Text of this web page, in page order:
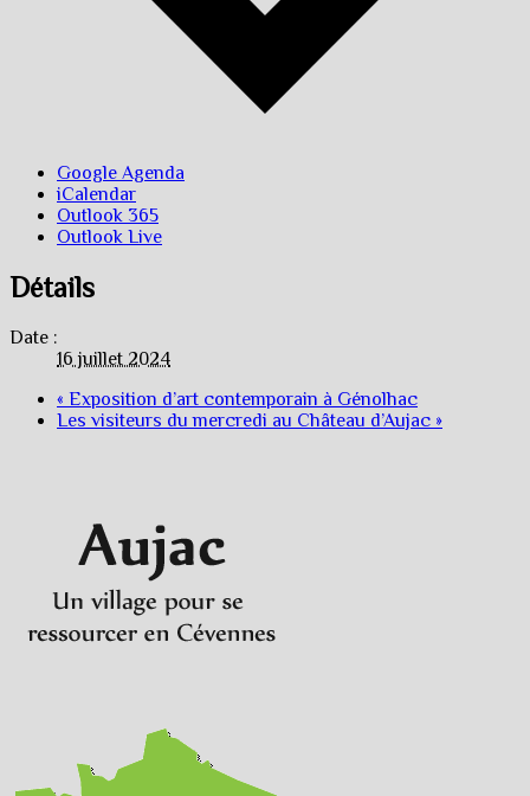
Google Agenda
iCalendar
Outlook 365
Outlook Live
Détails
Date :
16 juillet 2024
« Exposition d’art contemporain à Génolhac
Les visiteurs du mercredi au Château d’Aujac »